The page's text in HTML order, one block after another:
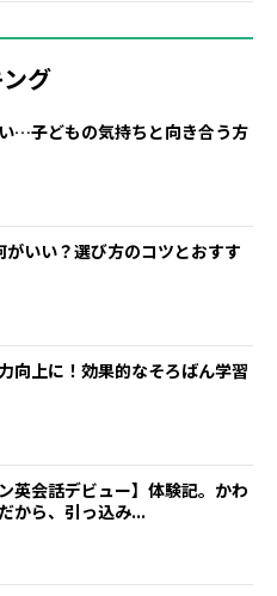
グ
…子どもの気持ちと向き合う方
がいい？選び方のコツとおすす
向上に！効果的なそろばん学習
英会話デビュー】体験記。かわ
から、引っ込み...